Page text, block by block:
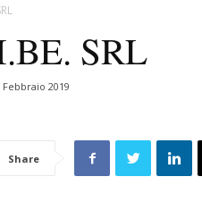
SRL
Febbraio 2019
Share